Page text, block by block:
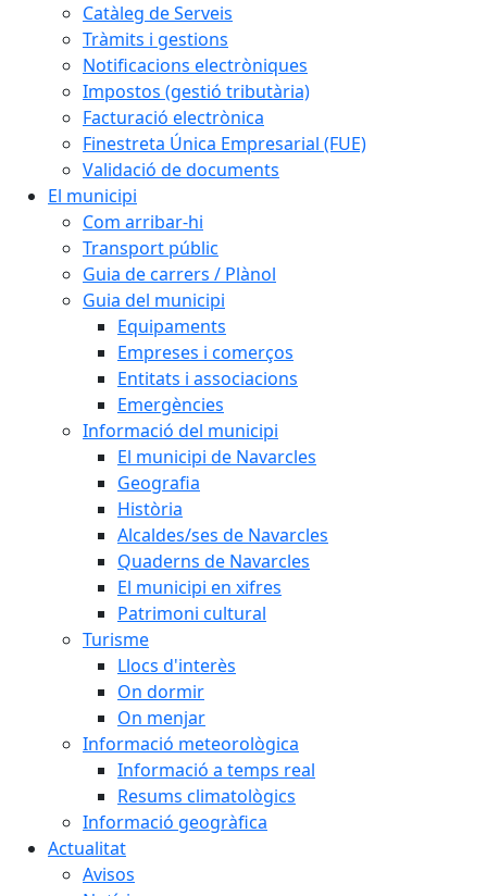
Catàleg de Serveis
Tràmits i gestions
Notificacions electròniques
Impostos (gestió tributària)
Facturació electrònica
Finestreta Única Empresarial (FUE)
Validació de documents
El municipi
Com arribar-hi
Transport públic
Guia de carrers / Plànol
Guia del municipi
Equipaments
Empreses i comerços
Entitats i associacions
Emergències
Informació del municipi
El municipi de Navarcles
Geografia
Història
Alcaldes/ses de Navarcles
Quaderns de Navarcles
El municipi en xifres
Patrimoni cultural
Turisme
Llocs d'interès
On dormir
On menjar
Informació meteorològica
Informació a temps real
Resums climatològics
Informació geogràfica
Actualitat
Avisos